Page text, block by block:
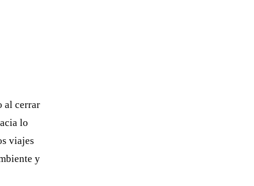
al cerrar
lo
viajes
y